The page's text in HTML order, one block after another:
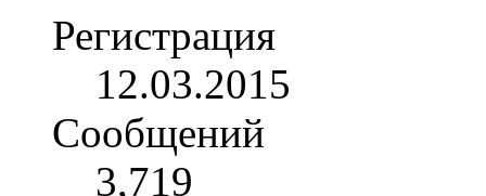
Регистрация
12.03.2015
Сообщений
3,719